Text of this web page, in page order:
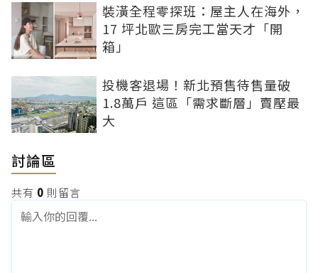
裝潢全程零探班：屋主人在海外，
17 坪北歐三房完工當天才「開
箱」
投機客退場！新北預售待售量破
1.8萬戶 這區「需求斷層」賣壓最
大
討論區
共有 0 則留言